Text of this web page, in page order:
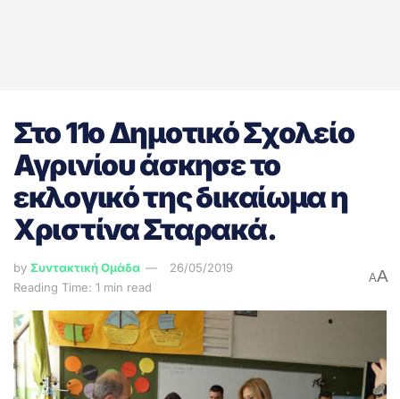
Στο 11ο Δημοτικό Σχολείο
Αγρινίου άσκησε το
εκλογικό της δικαίωμα η
Χριστίνα Σταρακά.
by Συντακτική Ομάδα
26/05/2019
Reading Time: 1 min read
AA